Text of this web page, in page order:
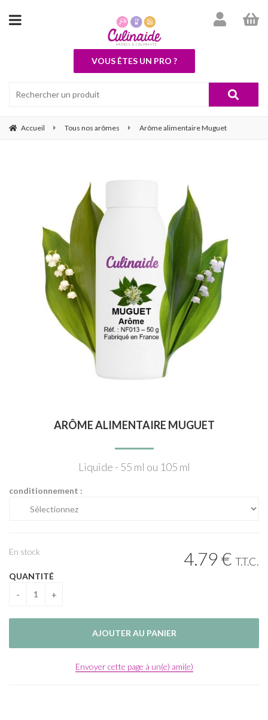
VOUS ÊTES UN PRO ?
Accueil Tous nos arômes Arôme alimentaire Muguet
ARÔME ALIMENTAIRE MUGUET
Liquide - 55 ml ou 105 ml
conditionnement :
4.79€ T.T.C.
En stock
QUANTITÉ
Envoyer cette page à un(e) ami(e)